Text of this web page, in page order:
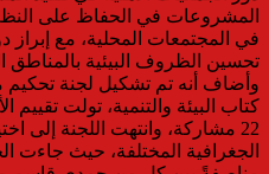
المشروعات في الحفاظ على
في المجتمعات المحلية، مع إبراز
تحسين الظروف البيئية بالمناطق
وأضاف أنه تم تشكيل لجنة تحكيم
كتاب البيئة والتنمية، تولت تقييم
22 مشاركة، وانتهت اللجنة إلى
الجغرافية المختلفة، حيث جاءت